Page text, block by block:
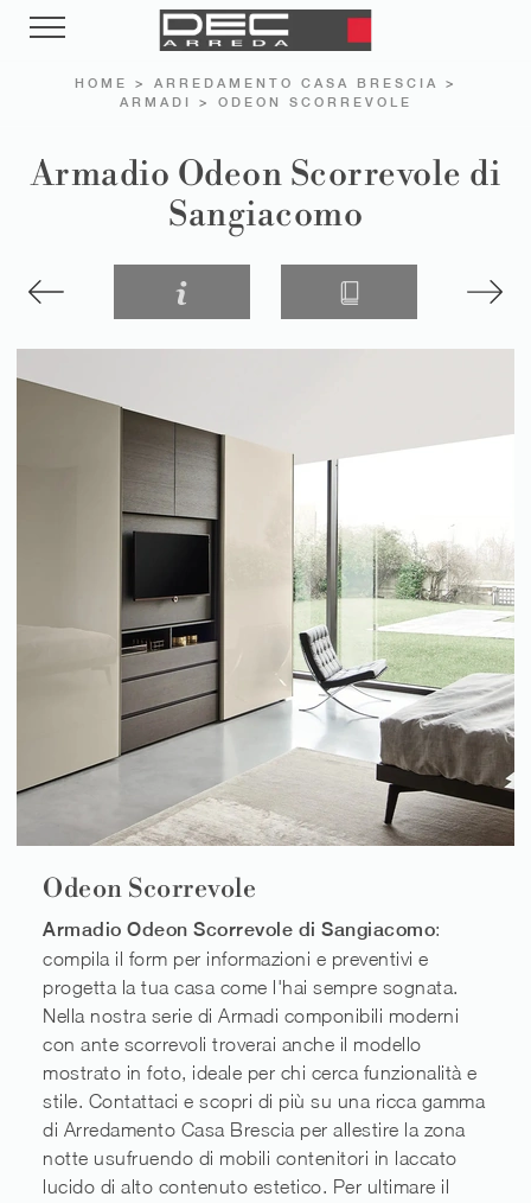
HOME > ARREDAMENTO CASA BRESCIA
>
ARMADI
> ODEON SCORREVOLE
Armadio Odeon Scorrevole di
Sangiacomo
Odeon Scorrevole
Armadio Odeon Scorrevole di Sangiacomo:
compila il form per informazioni e preventivi e
progetta la tua casa come l'hai sempre sognata.
Nella nostra serie di Armadi componibili moderni
con ante scorrevoli troverai anche il modello
mostrato in foto, ideale per chi cerca funzionalità e
stile. Contattaci e scopri di più su una ricca gamma
di Arredamento Casa Brescia per allestire la zona
notte usufruendo di mobili contenitori in laccato
lucido di alto contenuto estetico. Per ultimare il